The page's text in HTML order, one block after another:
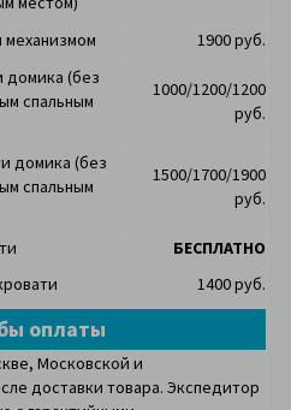
1900 руб.
домика (без
спальным
1000/1200/1200
руб.
домика (без
спальным
1500/1700/1900
руб.
БЕСПЛАТНО
1400 руб.
оплаты
Московской и
доставки товара. Экспедитор